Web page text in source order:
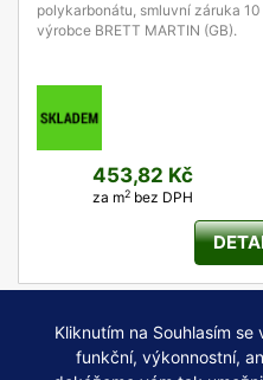
polykarbonátu, smluvní záruka
výrobce BRETT MARTIN (GB).
453,82 Kč
za m2bez DPH
Kliknutím na Souhlasím
funkční, výkonnostní,